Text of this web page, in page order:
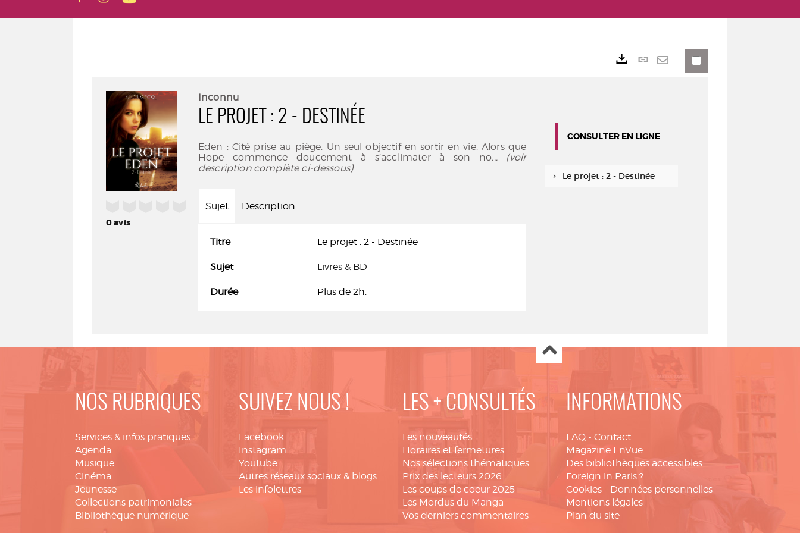
0avis
Inconnu
LE PROJET : 2 - DESTINÉE
Eden : Cité prise au piège. Un seul objectif en sortir en vie. Alors que
Hope commence doucement à s’acclimater à son no... (voir
description complète ci-dessous)
Sujet Description
Titre Le projet : 2 - Destinée
Sujet Livres & BD
Durée Plus de 2h.
Lien
CONSULTER EN LIGNE
Le projet : 2 - Destinée
NOS RUBRIQUES
Services & infos pratiques
Agenda
Musique
Cinéma
Jeunesse
Collections patrimoniales
Bibliothèque numérique
SUIVEZ NOUS !
Facebook
Instagram
Youtube
Autres réseaux sociaux & blogs
Les infolettres
LES + CONSULTÉS
Les nouveautés
Horaires et fermetures
Nos sélections thématiques
Prix des lecteurs 2026
Les coups de coeur 2025
Les Mordus du Manga
Vos derniers commentaires
INFORMATIONS
FAQ - Contact
Magazine EnVue
Des bibliothèques accessibles
Foreign in Paris ?
Cookies - Données personnelles
Mentions légales
Plan du site